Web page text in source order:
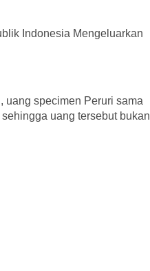
Indonesia Mengeluarkan
uang specimen Peruri sama
uang tersebut bukan